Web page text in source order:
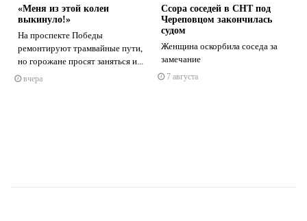
«Меня из этой колеи
выкинуло!»
На проспекте Победы
ремонтируют трамвайные пути,
но горожане просят заняться и...
вчера
Ссора соседей в СНТ под
Череповцом закончилась
судом
Женщина оскорбила соседа за
замечание
7 августа